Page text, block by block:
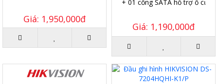
Giá: 1,950,000đ
+ 01 cổng SATA hỗ trợ ổ
Giá: 1,190,000đ